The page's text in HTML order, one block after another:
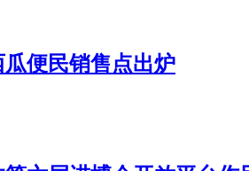
便民销售点出炉